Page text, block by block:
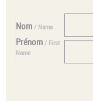
Nom / Name
Prénom / First
Name